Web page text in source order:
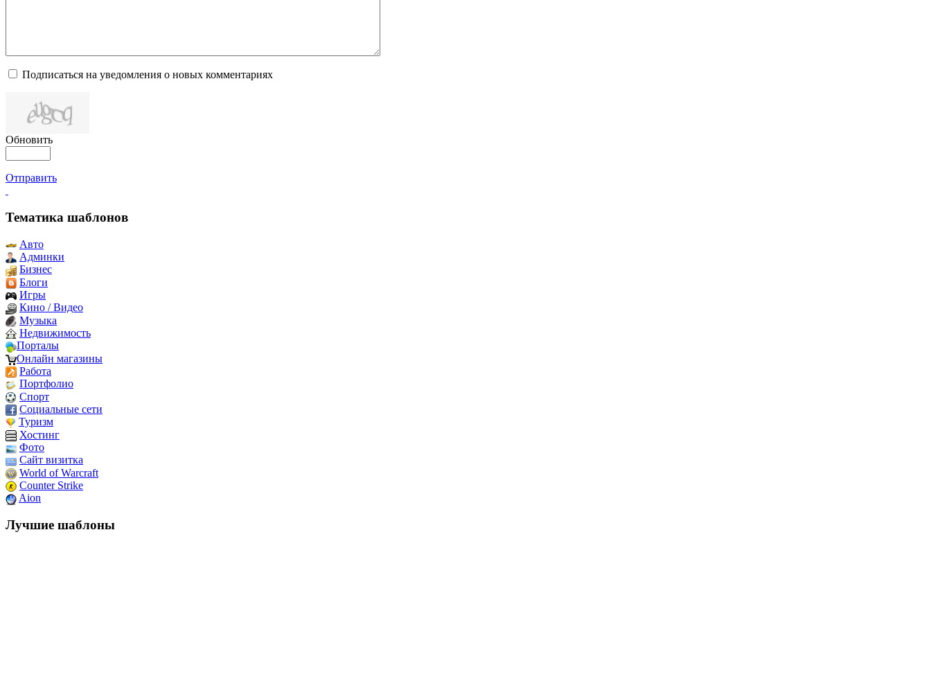
Подписаться на уведомления о новых комментариях
Обновить
Отправить
Тематика шаблонов
Авто
Админки
Бизнес
Блоги
Игры
Кино / Видео
Музыка
Недвижимость
Порталы
Онлайн магазины
Работа
Портфолио
Спорт
Социальные сети
Туризм
Хостинг
Фото
Сайт визитка
World of Warcraft
Counter Strike
Aion
Лучшие шаблоны